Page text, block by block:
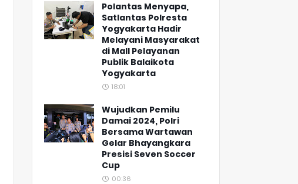
Polantas Menyapa,
Satlantas Polresta
Yogyakarta Hadir
Melayani Masyarakat
di Mall Pelayanan
Publik Balaikota
Yogyakarta
18:01
Wujudkan Pemilu
Damai 2024, Polri
Bersama Wartawan
Gelar Bhayangkara
Presisi Seven Soccer
Cup
00:36